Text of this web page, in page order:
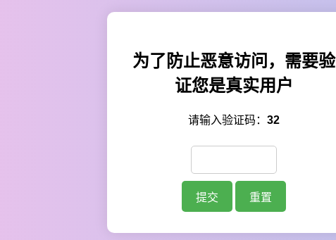
为了防止恶意访问，需要验
证您是真实用户
请输入验证码： 32
提交 重置